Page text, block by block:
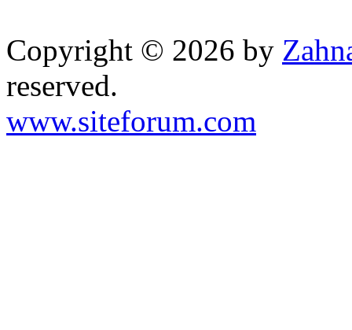
Copyright © 2026 by
reserved.
www.siteforum.com